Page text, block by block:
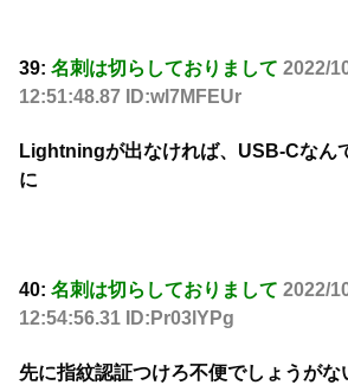
39: 名刺は切らしておりまして 2022/
12:51:48.87 ID:wl7MFEUr
Lightningが出なければ、USB-Cなん
に
40: 名刺は切らしておりまして 2022/
12:54:56.31 ID:Pr03lYPg
先に指紋認証つけろ不便でしょうがな